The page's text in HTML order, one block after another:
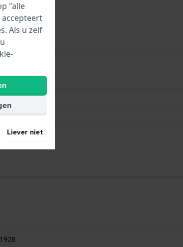
staal
"alle
Als u zelf
Liever niet